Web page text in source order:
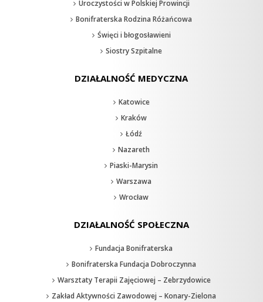
Uroczystości w Polskiej Prowincji
Bonifraterska Rodzina Różańcowa
Święci i błogosławieni
Siostry Szpitalne
DZIAŁALNOŚĆ MEDYCZNA
Katowice
Kraków
Łódź
Nazareth
Piaski-Marysin
Warszawa
Wrocław
DZIAŁALNOŚĆ SPOŁECZNA
Fundacja Bonifraterska
Bonifraterska Fundacja Dobroczynna
Warsztaty Terapii Zajęciowej – Zebrzydowice
Zakład Aktywności Zawodowej – Konary-Zielona